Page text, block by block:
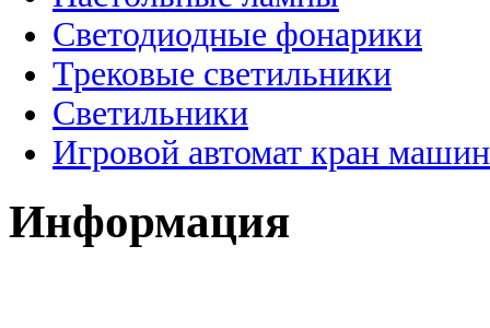
Светодиодные фонарики
Трековые светильники
Светильники
Игровой автомат кран
Информация